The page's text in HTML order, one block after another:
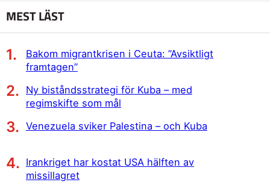
MEST LÄST
Bakom migrantkrisen i Ceuta: ”Avsiktligt
framtagen”
Ny biståndsstrategi för Kuba – med
regimskifte som mål
Venezuela sviker Palestina – och Kuba
Irankriget har kostat USA hälften av
missillagret